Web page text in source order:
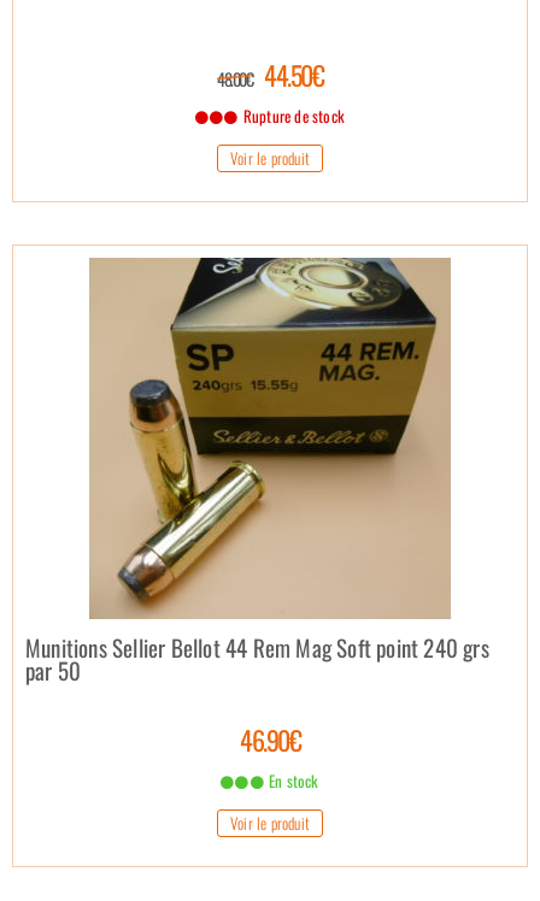
48.00€ 44.50€
Rupture de stock
Voir le produit
Munitions Sellier Bellot 44 Rem Mag Soft point 240 grs
par 50
46.90€
En stock
Voir le produit